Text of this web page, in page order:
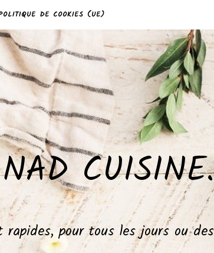
DE COOKIES (UE)
pour tous les jours ou